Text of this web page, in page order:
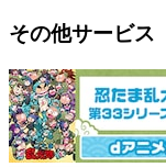
その他サービス